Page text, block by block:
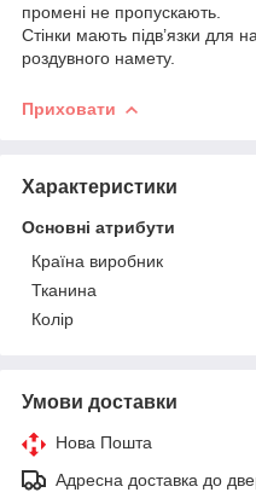
промені не пропускають.
Стінки мають підв’язки для
роздувного намету.
Приховати
Характеристики
Основні атрибути
Країна виробник
Тканина
Колір
Умови доставки
Нова Пошта
Адресна доставка до